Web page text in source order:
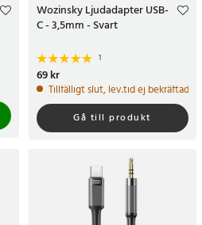
Wozinsky Ljudadapter USB-
C - 3,5mm - Svart
1
Pris:
69 kr
Tillfälligt slut, lev.tid ej bekräftad
Gå till produkt